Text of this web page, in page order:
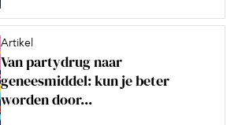
Artikel
Van partydrug naar
geneesmiddel: kun je beter
worden door...